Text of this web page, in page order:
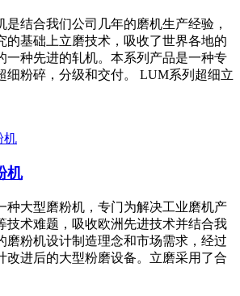
是结合我们公司几年的磨机生产经验，
的基础上立磨技术，吸收了世界各地的
一种先进的轧机。本系列产品是一种专
细粉碎，分级和交付。 LUM系列超细立
机
种大型磨粉机，专门为解决工业磨机产
技术难题，吸收欧洲先进技术并结合我
磨粉机设计制造理念和市场需求，经过
改进后的大型粉磨设备。立磨采用了合